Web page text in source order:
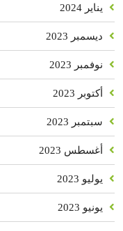
يناير 2024
ديسمبر 2023
نوفمبر 2023
أكتوبر 2023
سبتمبر 2023
أغسطس 2023
يوليو 2023
يونيو 2023